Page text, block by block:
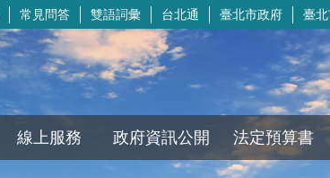
常見問答 雙語詞彙 台北通 臺北市政府 臺
線上服務 政府資訊公開 法定預算書